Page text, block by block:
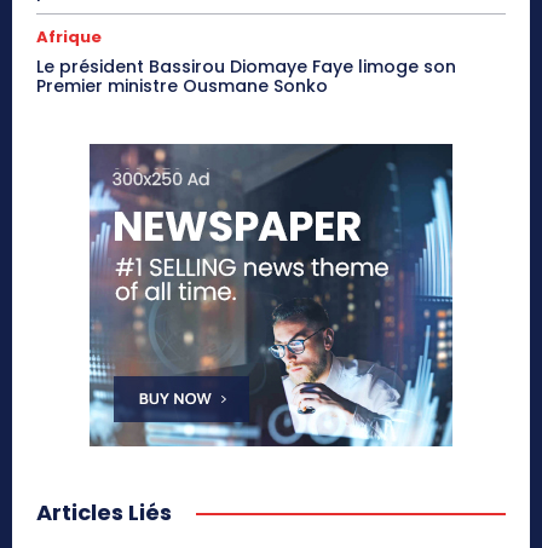
Afrique
Le président Bassirou Diomaye Faye limoge son
Premier ministre Ousmane Sonko
Articles Liés